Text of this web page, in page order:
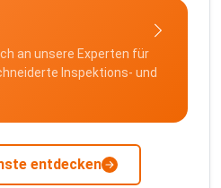
an unsere Experten für
Inspektions- und
entdecken